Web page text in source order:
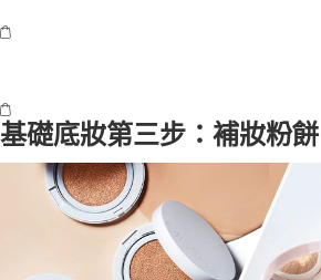
基礎底妝第三步：補妝粉餅